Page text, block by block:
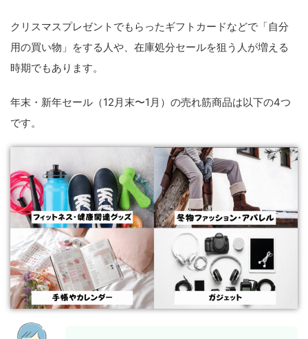
クリスマスプレゼントでもらったギフトカードなどで「自分
用の買い物」をする人や、在庫処分セールを狙う人が増える
時期でもあります。
年末・新年セール（12月末〜1月）の売れ筋商品は以下の4つ
です。